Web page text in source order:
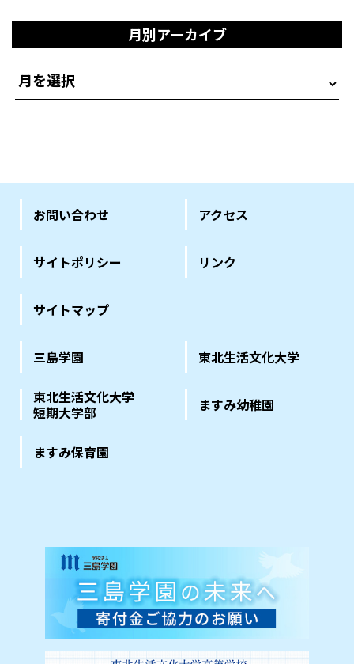
月別アーカイブ
お問い合わせ アクセス
サイトポリシー リンク
サイトマップ
三島学園 東北生活文化大学
東北生活文化大学
短期大学部
ますみ幼稚園
ますみ保育園